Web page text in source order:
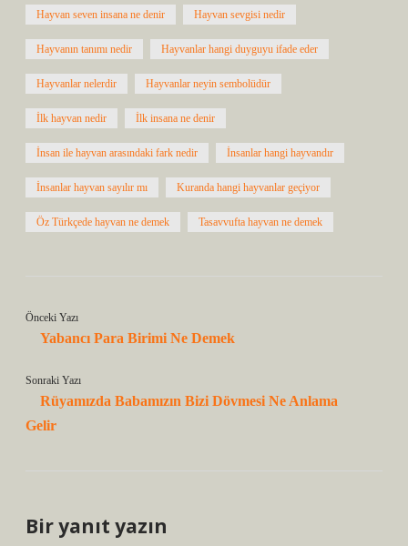
Hayvan seven insana ne denir Hayvan sevgisi nedir
Hayvanın tanımı nedir Hayvanlar hangi duyguyu ifade eder
Hayvanlar nelerdir Hayvanlar neyin sembolüdür
İlk hayvan nedir İlk insana ne denir
İnsan ile hayvan arasındaki fark nedir İnsanlar hangi hayvandır
İnsanlar hayvan sayılır mı Kuranda hangi hayvanlar geçiyor
Öz Türkçede hayvan ne demek Tasavvufta hayvan ne demek
Önceki Yazı
Yabancı Para Birimi Ne Demek
Sonraki Yazı
Rüyamızda Babamızın Bizi Dövmesi Ne Anlama
Gelir
Bir yanıt yazın